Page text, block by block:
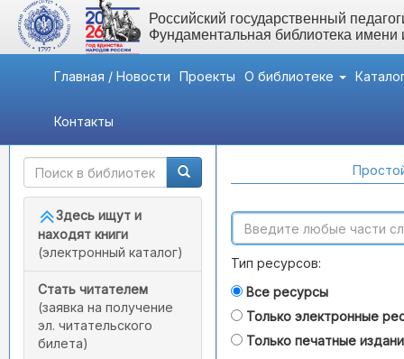
Российский государственный
Фундаментальная библиотека
Главная / Новости Проекты О библиотеке
Контакты
Быстрый доступ
Здесь ищут и
находят книги
(электронный каталог)
Стать читателем
(заявка на получение
эл. читательского
билета)
Тип ресурсов:
Все ресурсы
Только электронные
Только печатные